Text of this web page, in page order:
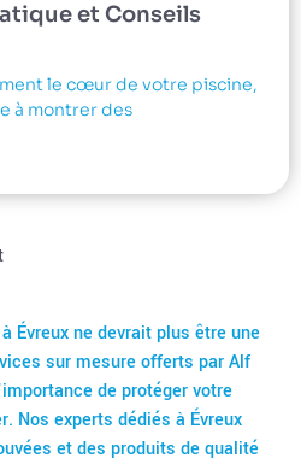
et Conseils
le cœur de votre piscine,
à montrer des
Évreux ne devrait plus être une
sur mesure offerts par Alf
de protéger votre
Nos experts dédiés à Évreux
et des produits de qualité